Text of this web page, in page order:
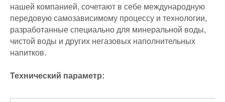
нашей компанией, сочетают в себе международную
передовую самозависимому процессу и технологии,
разработанные специально для минеральной воды,
чистой воды и других негазовых наполнительных
напитков.
Технический параметр: